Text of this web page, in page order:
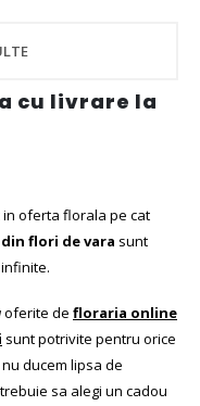
cu livrare la
oferta florala pe cat
flori de vara sunt
oferite de floraria online
sunt potrivite pentru orice
ducem lipsa de
sa alegi un cadou